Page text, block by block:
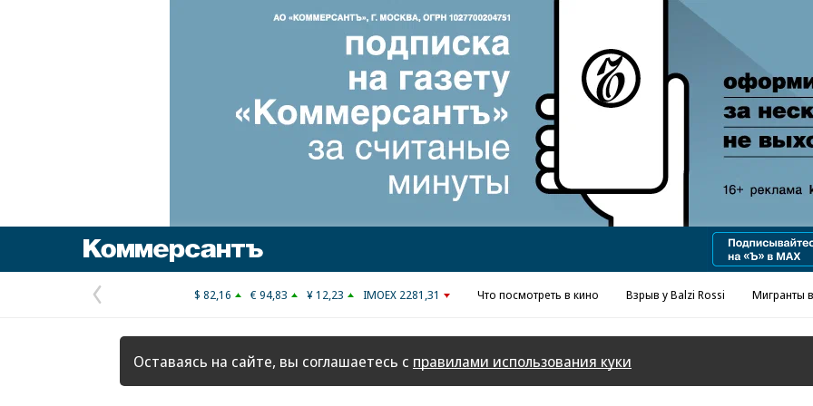
Реклама в «Ъ» www.kommersant.ru/ad
Предыдущая
страница
$ 82,16 € 94,83 ¥ 12,23 IMOEX 2281,31 Что посмотреть в кино Взрыв у Balzi Rossi Мигранты
Оставаясь на сайте, вы соглашаетесь с правилами использования куки